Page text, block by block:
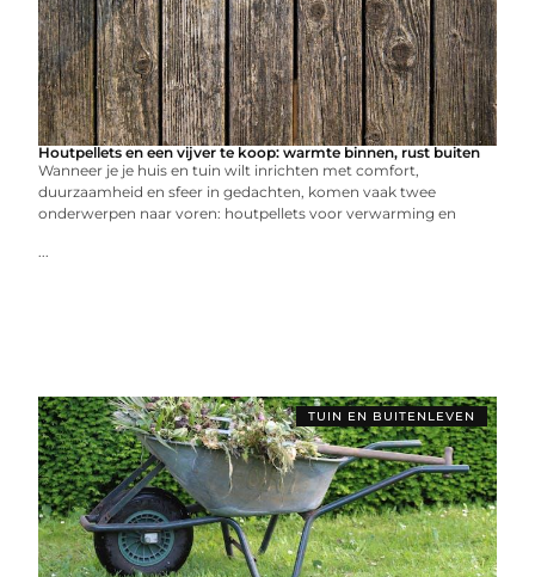
Houtpellets en een vijver te koop: warmte binnen, rust buiten
Wanneer je je huis en tuin wilt inrichten met comfort,
duurzaamheid en sfeer in gedachten, komen vaak twee
onderwerpen naar voren: houtpellets voor verwarming en
...
TUIN EN BUITENLEVEN